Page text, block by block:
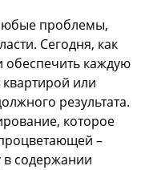
проблемы,
Сегодня, как
обеспечить каждую
или
результата.
которое
–
в содержании